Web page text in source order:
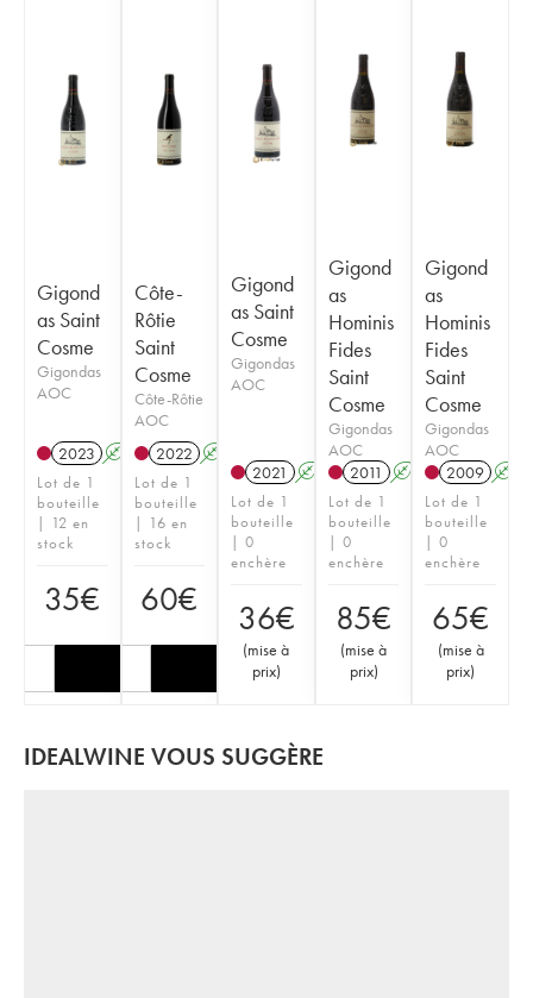
Gigond
as Saint
Cosme
Gigondas
AOC
2023 A
Lot de 1
bouteille
| 12 en
stock
35€
Côte-
Rôtie
Saint
Cosme
Côte-Rôtie
AOC
2022 A
Lot de 1
bouteille
| 16 en
stock
60€
Gigond
as Saint
Cosme
Gigondas
AOC
2021 A
Lot de 1
bouteille
| 0
enchère
36€
(mise à
prix)
Gigond
as
Hominis
Fides
Saint
Cosme
Gigondas
AOC
2011 A
Lot de 1
bouteille
| 0
enchère
85€
(mise à
prix)
Gigond
as
Hominis
Fides
Saint
Cosme
Gigondas
AOC
2009 A
Lot de 1
bouteille
| 0
enchère
65€
(mise à
prix)
IDEALWINE VOUS SUGGÈRE